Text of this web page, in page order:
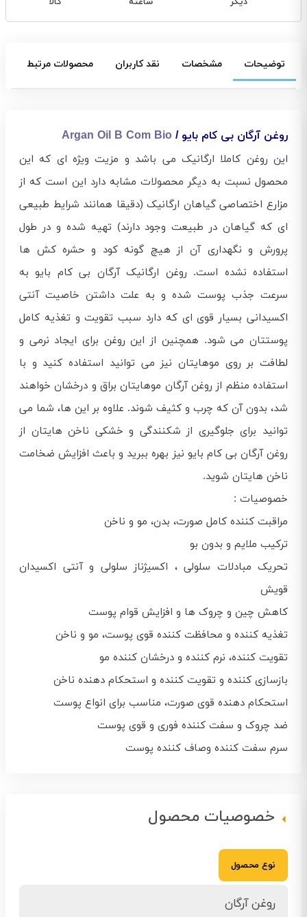
توضیحات مشخصات نقد کاربران محصولات مرتبط
روغن آرگان بی کام بایو / Argan Oil B Com Bio
این روغن کاملا ارگانیک می باشد و مزیت ویژه ای که این
محصول نسبت به دیگر محصولات مشابه دارد این است که از
مزارع اختصاصی گیاهان ارگانیک (دقیقا همانند شرایط طبیعی
ای که گیاهان در طبیعت وجود دارند) تهیه شده و در طول
پرورش و نگهداری آن از هیچ گونه کود و حشره کش ها
استفاده نشده است. روغن ارگانیک آرگان بی کام بایو به
سرعت جذب پوست شده و به علت داشتن خاصیت آنتی
اکسیدانی بسیار قوی ای که دارد سبب تقویت و تغذیه کامل
پوستتان می شود. همچنین از این روغن برای ایجاد نرمی و
لطافت بر روی موهایتان نیز می توانید استفاده کنید و با
استفاده منظم از روغن آرگان موهایتان براق و درخشان خواهند
شد، بدون آن که چرب و کثیف شوند. علاوه بر این ها، شما می
توانید برای جلوگیری از شکنندگی و خشکی ناخن هایتان از
روغن آرگان بی کام بایو نیز بهره ببرید و باعث افزایش ضخامت
ناخن هایتان شوید.
خصوصیات :
مراقبت کننده کامل صورت، بدن، مو و ناخن
ترکیب ملایم و بدون بو
تحریک مبادلات سلولی ، اکسیژناز سلولی و آنتی اکسیدان
قویش
کاهش چین و چروک ها و افزایش قوام پوست
تغذیه کننده و محافظت کننده قوی پوست، مو و ناخن
تقویت کننده، نرم کننده و درخشان کننده مو
بازسازی کننده و تقویت کننده و استحکام دهنده ناخن
استحکام دهنده قوی صورت، مناسب برای انواع پوست
ضد چروک و سفت کننده فوری و قوی پوست
سرم سفت کننده وصاف کننده پوست
خصوصیات محصول
نوع محصول
روغن آرگان